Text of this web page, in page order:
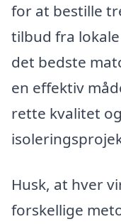
for at bestille
tilbud fra
det bedste
en effektiv
rette kvalitet
Husk, at hver
forskellige